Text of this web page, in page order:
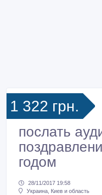
1 322 грн.
послать
годом
28/11/2017 19:58
Украина, Киев и область